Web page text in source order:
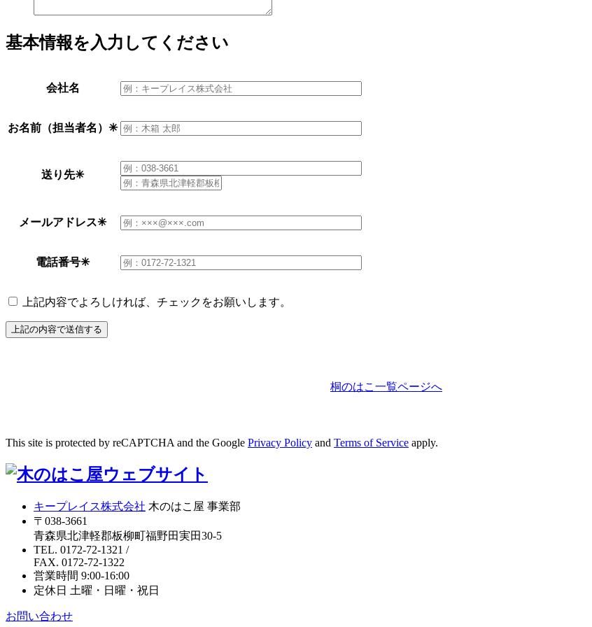
基本情報を入力してください
会社名
お名前（担当者名） ✳︎
送り先✳︎
メールアドレス✳︎
電話番号✳︎
上記内容でよろしければ、チェックをお願いします。
桐のはこ一覧ページへ
This site is protected by reCAPTCHA and the Google Privacy Policy and Terms of Service apply.
キープレイス株式会社 木のはこ屋 事業部
〒038-3661
青森県北津軽郡板柳町福野田実田30-5
TEL. 0172-72-1321 /
FAX. 0172-72-1322
営業時間 9:00-16:00
定休日 土曜・日曜・祝日
お問い合わせ